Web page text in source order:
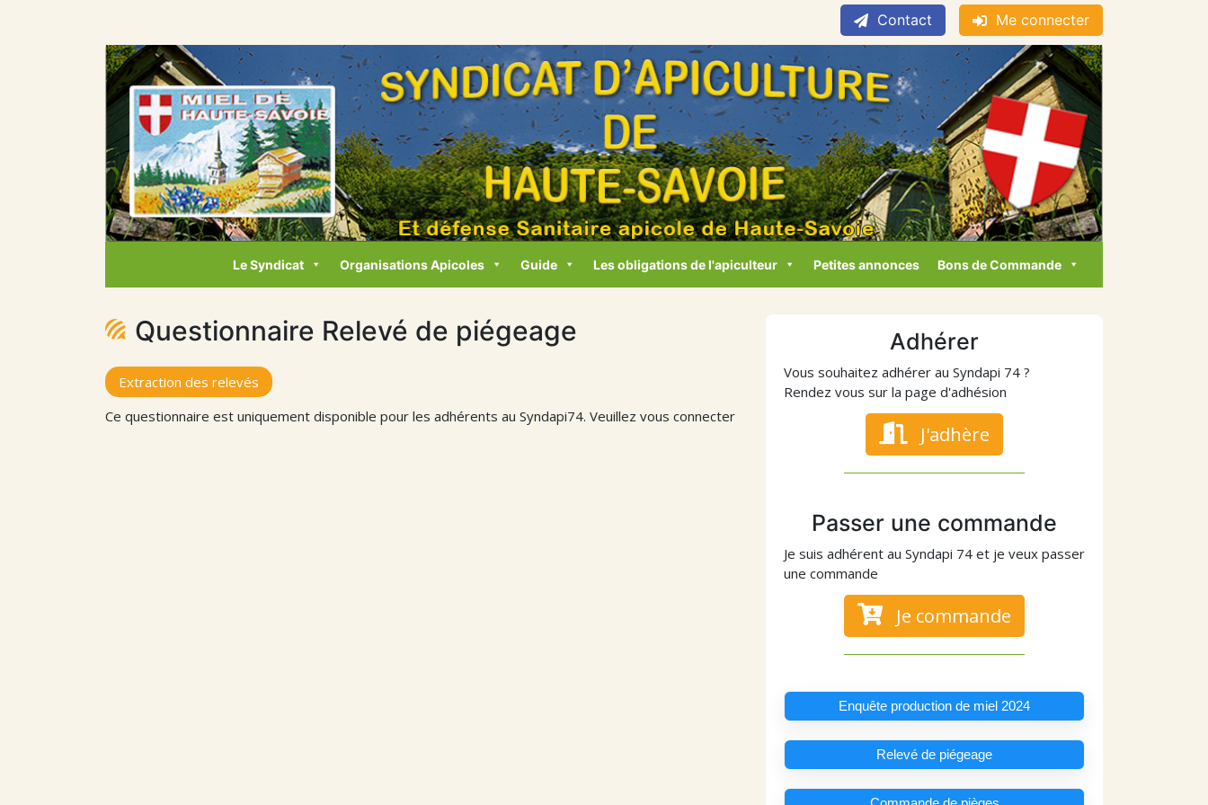
Contact Me connecter
Le Syndicat Organisations Apicoles Guide Les obligations de l'apiculteur Petites annonces Bons de Commande
Questionnaire Relevé de piégeage
Extraction des relevés
Ce questionnaire est uniquement disponible pour les adhérents au Syndapi74. Veuillez vous connecter
Adhérer
Vous souhaitez adhérer au Syndapi 74 ?
Rendez vous sur la page d'adhésion
J'adhère
Passer une commande
Je suis adhérent au Syndapi 74 et je veux passer
une commande
Je commande
Enquête production de miel 2024
Relevé de piégeage